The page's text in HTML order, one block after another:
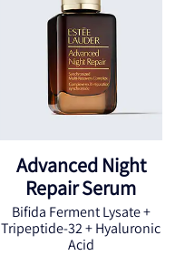
Advanced Night
Repair Serum
Bifida Ferment Lysate +
Tripeptide-32 + Hyaluronic
Acid